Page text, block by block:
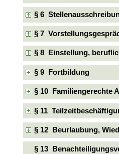
§ 6
§ 7
§ 8 Einstellung,
§ 9 Fortbildung
§ 10 Familiengerechte
§ 11
§ 12 Beurlaubung,
§ 13